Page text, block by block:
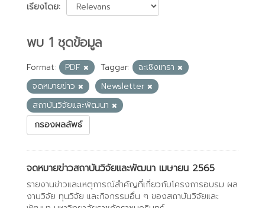
เรียงโดย
พบ 1 ชุดข้อมูล
Format: PDF Taggar:
ฉะเชิงเทรา
จดหมายข่าว
Newsletter
สถาบันวิจัยและพัฒนา
กรองผลลัพธ์
จดหมายข่าวสถาบันวิจัยและพัฒนา เมษายน 2565
รายงานข่าวและเหตุการณ์สำคัญที่เกี่ยวกับโครงการอบรม ผล
งานวิจัย ทุนวิจัย และกิจกรรมอื่น ๆ ของสถาบันวิจัยและ